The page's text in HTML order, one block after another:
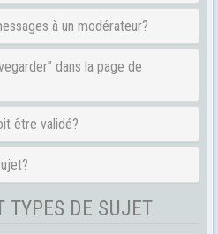
à un modérateur?
dans la page de
être validé?
TYPES DE SUJET